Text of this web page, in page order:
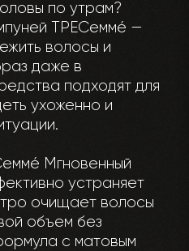
по утрам?
ТРЕСеммé —
волосы и
даже в
подходят для
ухоженно и
Мгновенный
устраняет
очищает волосы
объем без
с матовым